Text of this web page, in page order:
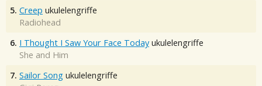
5. Creep ukulelengriffe
Radiohead
6. I Thought I Saw Your Face Today ukulelengriffe
She and Him
7. Sailor Song ukulelengriffe